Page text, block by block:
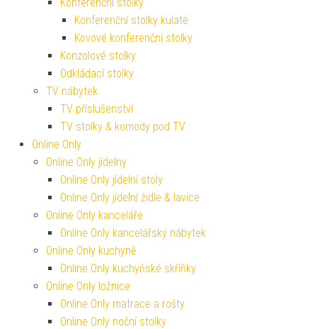
Konferenční stolky kulaté
Kovové konferenční stolky
Konzolové stolky
Odkládací stolky
TV nábytek
TV příslušenství
TV stolky & komody pod TV
Online Only
Online Only jídelny
Online Only jídelní stoly
Online Only jídelní židle & lavice
Online Only kanceláře
Online Only kancelářský nábytek
Online Only kuchyně
Online Only kuchyňské skříňky
Online Only ložnice
Online Only matrace a rošty
Online Only noční stolky